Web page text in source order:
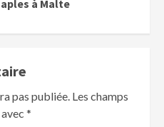
à Malte
pas publiée. Les champs
*